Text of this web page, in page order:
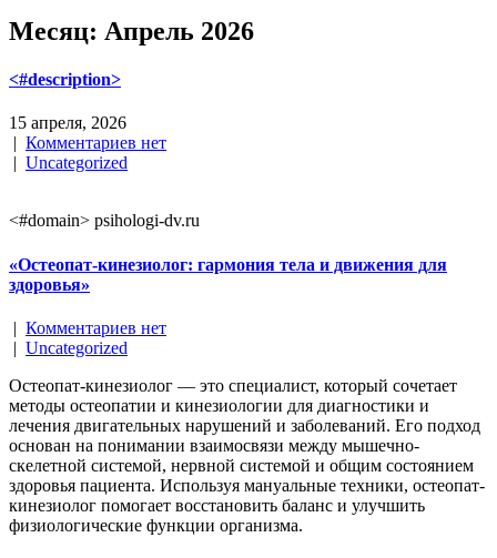
Месяц: Апрель 2026
<#description>
15 апреля, 2026
| Комментариев нет
| Uncategorized
<#domain> psihologi-dv.ru
«Остеопат-кинезиолог: гармония тела и движения для
здоровья»
| Комментариев нет
| Uncategorized
Остеопат-кинезиолог — это специалист, который сочетает
методы остеопатии и кинезиологии для диагностики и
лечения двигательных нарушений и заболеваний. Его подход
основан на понимании взаимосвязи между мышечно-
скелетной системой, нервной системой и общим состоянием
здоровья пациента. Используя мануальные техники, остеопат-
кинезиолог помогает восстановить баланс и улучшить
физиологические функции организма.